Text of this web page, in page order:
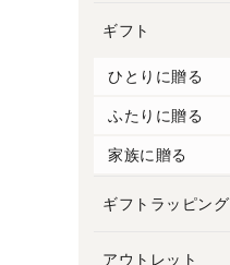
ギフト
ひとりに贈る
ふたりに贈る
家族に贈る
ギフトラッピング
アウトレット